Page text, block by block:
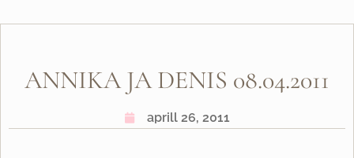
ANNIKA JA DENIS 08.04.2011
aprill 26, 2011